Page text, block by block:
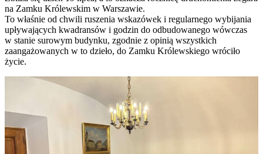
na Zamku Królewskim w Warszawie.
To właśnie od chwili ruszenia wskazówek i regularnego wybijania
upływających kwadransów i godzin do odbudowanego wówczas
w stanie surowym budynku, zgodnie z opinią wszystkich
zaangażowanych w to dzieło, do Zamku Królewskiego wróciło
życie.